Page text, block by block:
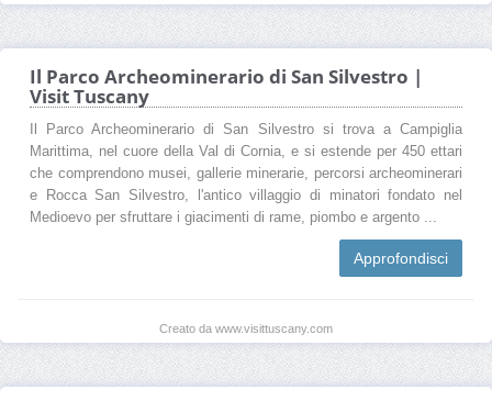
Il Parco Archeominerario di San Silvestro |
Visit Tuscany
Il Parco Archeominerario di San Silvestro si trova a Campiglia
Marittima, nel cuore della Val di Cornia, e si estende per 450 ettari
che comprendono musei, gallerie minerarie, percorsi archeominerari
e Rocca San Silvestro, l'antico villaggio di minatori fondato nel
Medioevo per sfruttare i giacimenti di rame, piombo e argento ...
Approfondisci
Creato da www.visittuscany.com